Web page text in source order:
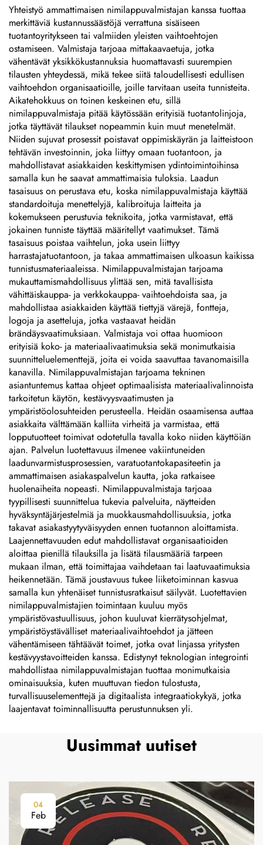
kilviä, syövytettyjä
nimikilviä, merkkiä,
lasergraavattuja
anodisoituja alumiinikilviä,
tarrakilviä
lasergraavattuja
anodisoituja
hopeanvärisiä
alumiinikilviä, koneiden
nimikilviä
Yhteistyö ammattimaisen nimilappuvalmistajan kanssa tuottaa
merkittäviä kustannussäästöjä verrattuna sisäiseen
tuotantoyritykseen tai valmiiden yleisten vaihtoehtojen
ostamiseen. Valmistaja tarjoaa mittakaavaetuja, jotka
vähentävät yksikkökustannuksia huomattavasti suurempien
tilausten yhteydessä, mikä tekee siitä taloudellisesti edullisen
vaihtoehdon organisaatioille, joille tarvitaan useita tunnisteita.
Aikatehokkuus on toinen keskeinen etu, sillä
nimilappuvalmistaja pitää käytössään erityisiä tuotantolinjoja,
jotka täyttävät tilaukset nopeammin kuin muut menetelmät.
Niiden sujuvat prosessit poistavat oppimiskäyrän ja laitteistoon
tehtävän investoinnin, joka liittyy omaan tuotantoon, ja
mahdollistavat asiakkaiden keskittymisen ydintoimintoihinsa
samalla kun he saavat ammattimaisia tuloksia. Laadun
tasaisuus on perustava etu, koska nimilappuvalmistaja käyttää
standardoituja menettelyjä, kalibroituja laitteita ja
kokemukseen perustuvia teknikoita, jotka varmistavat, että
jokainen tunniste täyttää määritellyt vaatimukset. Tämä
tasaisuus poistaa vaihtelun, joka usein liittyy
harrastajatuotantoon, ja takaa ammattimaisen ulkoasun kaikissa
tunnistusmateriaaleissa. Nimilappuvalmistajan tarjoama
mukauttamismahdollisuus ylittää sen, mitä tavallisista
vähittäiskauppa- ja verkkokauppa- vaihtoehdoista saa, ja
mahdollistaa asiakkaiden käyttää tiettyjä värejä, fontteja,
logoja ja asetteluja, jotka vastaavat heidän
brändäysvaatimuksiaan. Valmistaja voi ottaa huomioon
erityisiä koko- ja materiaalivaatimuksia sekä monimutkaisia
suunnitteluelementtejä, joita ei voida saavuttaa tavanomaisilla
kanavilla. Nimilappuvalmistajan tarjoama tekninen
asiantuntemus kattaa ohjeet optimaalisista materiaalivalinnoista
tarkoitetun käytön, kestävyysvaatimusten ja
ympäristöolosuhteiden perusteella. Heidän osaamisensa auttaa
asiakkaita välttämään kalliita virheitä ja varmistaa, että
lopputuotteet toimivat odotetulla tavalla koko niiden käyttöiän
ajan. Palvelun luotettavuus ilmenee vakiintuneiden
laadunvarmistusprosessien, varatuotantokapasiteetin ja
ammattimaisen asiakaspalvelun kautta, joka ratkaisee
huolenaiheita nopeasti. Nimilappuvalmistaja tarjoaa
tyypillisesti suunnittelua tukevia palveluita, näytteiden
hyväksyntäjärjestelmiä ja muokkausmahdollisuuksia, jotka
takavat asiakastyytyväisyyden ennen tuotannon aloittamista.
Laajennettavuuden edut mahdollistavat organisaatioiden
aloittaa pienillä tilauksilla ja lisätä tilausmääriä tarpeen
mukaan ilman, että toimittajaa vaihdetaan tai laatuvaatimuksia
heikennetään. Tämä joustavuus tukee liiketoiminnan kasvua
samalla kun yhtenäiset tunnistusratkaisut säilyvät. Luotettavien
nimilappuvalmistajien toimintaan kuuluu myös
ympäristövastuullisuus, johon kuuluvat kierrätysohjelmat,
ympäristöystävälliset materiaalivaihtoehdot ja jätteen
vähentämiseen tähtäävät toimet, jotka ovat linjassa yritysten
kestävyystavoitteiden kanssa. Edistynyt teknologian integrointi
mahdollistaa nimilappuvalmistajan tuottaa monimutkaisia
ominaisuuksia, kuten muuttuvan tiedon tulostusta,
turvallisuuselementtejä ja digitaalista integraatiokykyä, jotka
laajentavat toiminnallisuutta perustunnuksen yli.
Uusimmat uutiset
04
Feb